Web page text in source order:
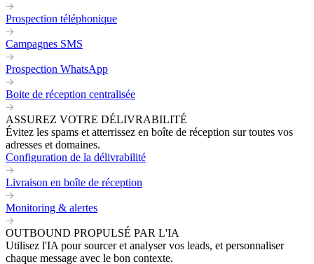
Prospection téléphonique
Campagnes SMS
Prospection WhatsApp
Boite de réception centralisée
ASSUREZ VOTRE DÉLIVRABILITÉ
Évitez les spams et atterrissez en boîte de réception sur toutes vos
adresses et domaines.
Configuration de la délivrabilité
Livraison en boîte de réception
Monitoring & alertes
OUTBOUND PROPULSÉ PAR L'IA
Utilisez l'IA pour sourcer et analyser vos leads, et personnaliser
chaque message avec le bon contexte.